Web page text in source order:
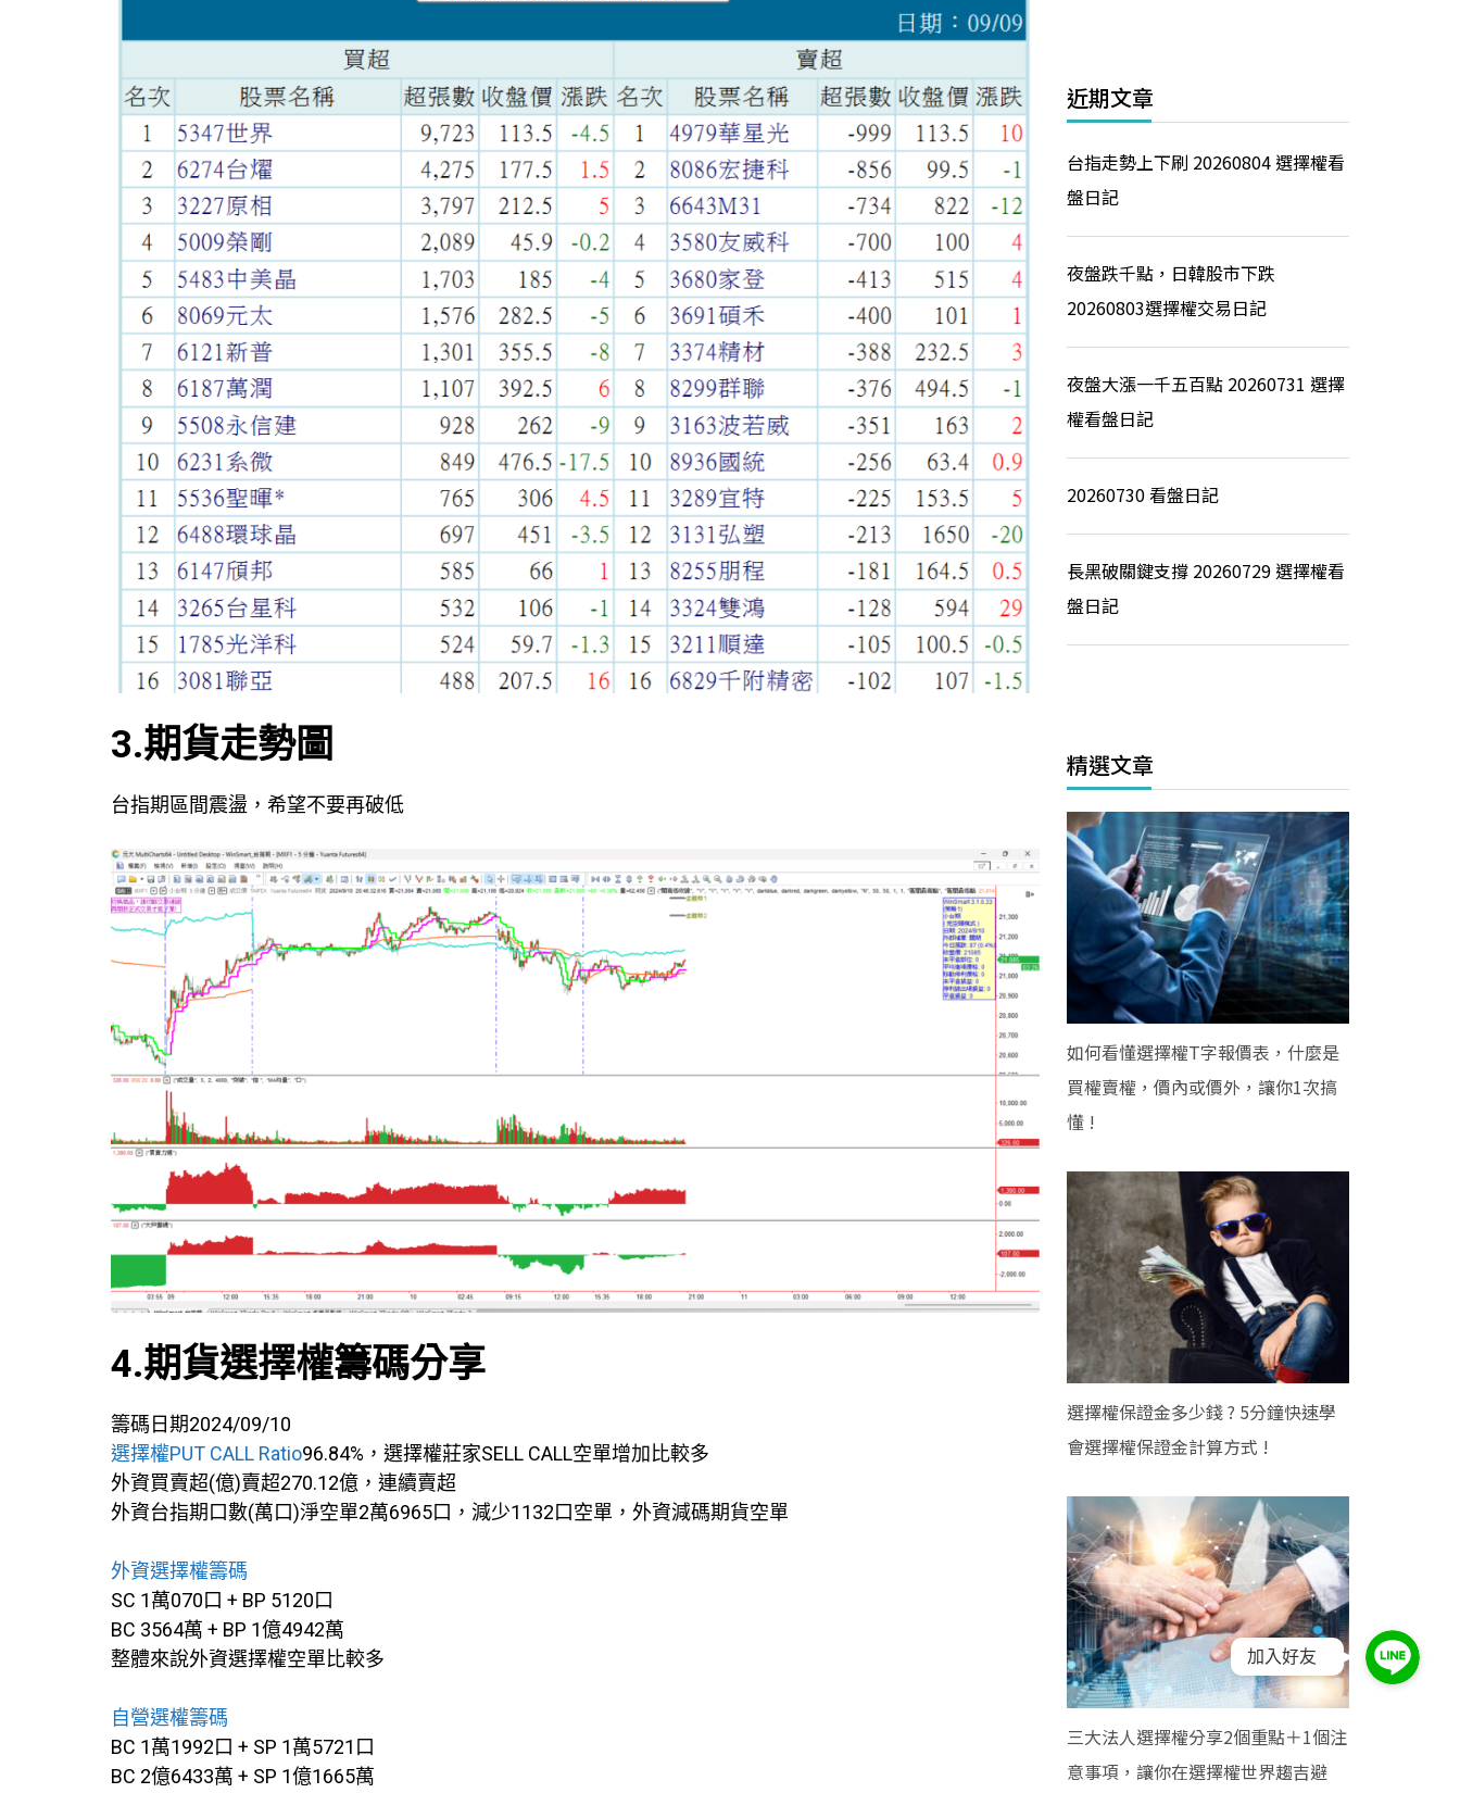
3.期貨走勢圖
台指期區間震盪，希望不要再破低
4.期貨選擇權籌碼分享
籌碼日期2024/09/10
選擇權PUT CALL Ratio96.84%，選擇權莊家SELL CALL空單增加比較多
外資買賣超(億)賣超270.12億，連續賣超
外資台指期口數(萬口)淨空單2萬6965口，減少1132口空單，外資減碼期貨空單
外資選擇權籌碼
SC 1萬070口 + BP 5120口
BC 3564萬 + BP 1億4942萬
整體來說外資選擇權空單比較多
自營選權籌碼
BC 1萬1992口 + SP 1萬5721口
BC 2億6433萬 + SP 1億1665萬
近期文章
台指走勢上下刷 20260804 選擇權看
盤日記
夜盤跌千點，日韓股市下跌
20260803選擇權交易日記
夜盤大漲一千五百點 20260731 選擇
權看盤日記
20260730 看盤日記
長黑破關鍵支撐 20260729 選擇權看
盤日記
精選文章
如何看懂選擇權T字報價表，什麼是
買權賣權，價內或價外，讓你1次搞
懂 !
選擇權保證金多少錢 ? 5分鐘快速學
會選擇權保證金計算方式 !
三大法人選擇權分享2個重點＋1個注
意事項，讓你在選擇權世界趨吉避
加入好友